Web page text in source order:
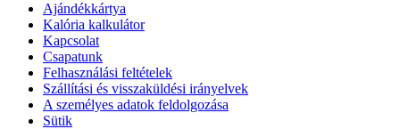
Ajándékkártya
Kalória kalkulátor
Kapcsolat
Csapatunk
Felhasználási feltételek
Szállítási és visszaküldési irányelvek
A személyes adatok feldolgozása
Sütik